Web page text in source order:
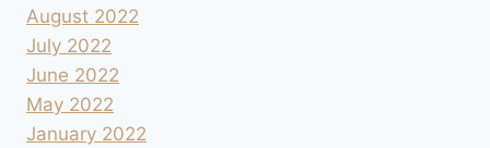
August 2022
July 2022
June 2022
May 2022
January 2022